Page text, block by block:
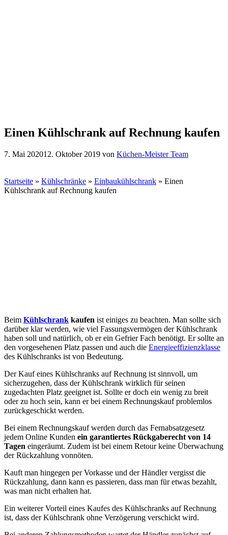
Einen Kühlschrank auf Rechnung kaufen
7. Mai 202012. Oktober 2019 von Küchen-Meister Team
Startseite » Kühlschränke » Einbaukühlschrank » Einen
Kühlschrank auf Rechnung kaufen
Beim Kühlschrank kaufen ist einiges zu beachten. Man sollte sich
darüber klar werden, wie viel Fassungsvermögen der Kühlschrank
haben soll und natürlich, ob er ein Gefrier Fach benötigt. Er sollte an
den vorgesehenen Platz passen und auch die Energieeffizienzklasse
des Kühlschranks ist von Bedeutung.
Der Kauf eines Kühlschranks auf Rechnung ist sinnvoll, um
sicherzugehen, dass der Kühlschrank wirklich für seinen
zugedachten Platz geeignet ist. Sollte er doch ein wenig zu breit
oder zu hoch sein, kann er bei einem Rechnungskauf problemlos
zurückgeschickt werden.
Bei einem Rechnungskauf werden durch das Fernabsatzgesetz
jedem Online Kunden ein garantiertes Rückgaberecht von 14
Tagen eingeräumt. Zudem ist bei einem Retour keine Überwachung
der Rückzahlung vonnöten.
Kauft man hingegen per Vorkasse und der Händler vergisst die
Rückzahlung, dann kann es passieren, dass man für etwas bezahlt,
was man nicht erhalten hat.
Ein weiterer Vorteil eines Kaufes des Kühlschranks auf Rechnung
ist, dass der Kühlschrank ohne Verzögerung verschickt wird.